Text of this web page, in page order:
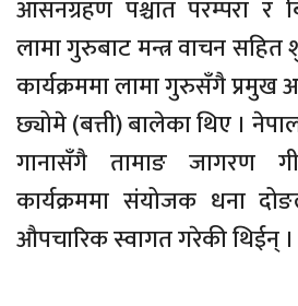
आसनग्रहण पश्चात परम्परा र
लामा गुरुबाट मन्त्र वाचन
कार्यक्रममा लामा गुरुसँगै प्रमुख
छ्योमे (बत्ती) बालेका थिए ।
गानासँगै तामाङ जागरण
कार्यक्रममा संयोजक धना
औपचारिक स्वागत गरेकी थिईन् ।